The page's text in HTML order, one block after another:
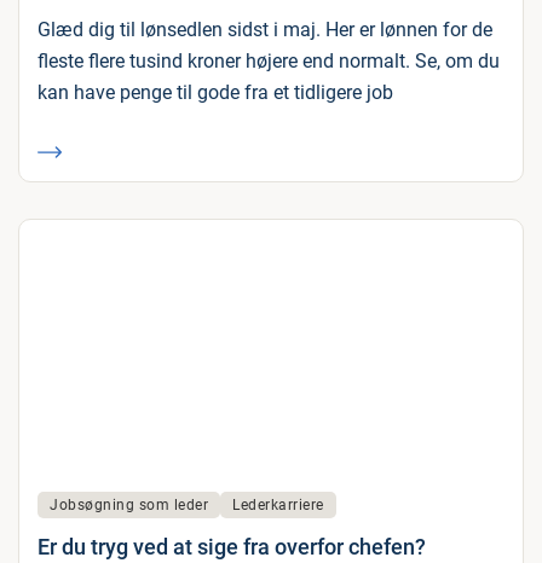
Glæd dig til lønsedlen sidst i maj. Her er lønnen for de
fleste flere tusind kroner højere end normalt. Se, om du
kan have penge til gode fra et tidligere job
Jobsøgning som leder Lederkarriere
Er du tryg ved at sige fra overfor chefen?